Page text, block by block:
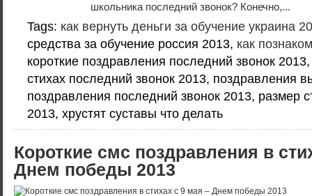
школьника последний звонок? Конечно,...
Tags: как вернуть деньги за обучение украина
средства за обучение россия 2013, как
короткие поздравления последний звонок
стихах последний звонок 2013, поздравления
поздравления последний звонок 2013, размер
2013, хрустят суставы что делать
Короткие смс поздравления в
Днем победы 2013